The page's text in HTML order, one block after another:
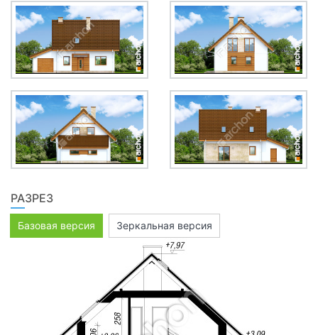
РАЗРЕЗ
Базовая версия Зеркальная версия